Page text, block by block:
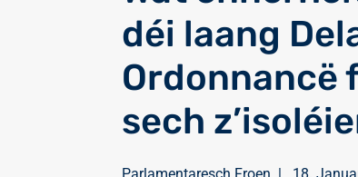
déi laang
Ordonnancë
sech